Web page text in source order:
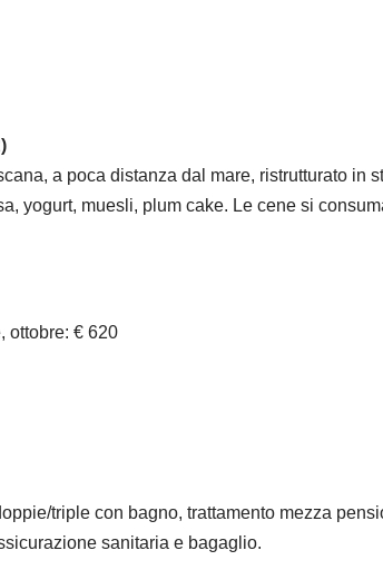
a poca distanza dal mare, ristrutturato in
yogurt, muesli, plum cake. Le cene si
ottobre: € 620
triple con bagno, trattamento mezza
sanitaria e bagaglio.